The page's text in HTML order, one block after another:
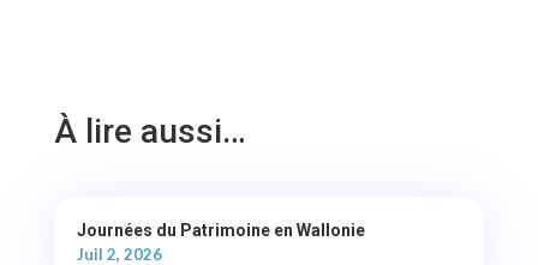
À lire aussi…
Journées du Patrimoine en Wallonie
Juil 2, 2026